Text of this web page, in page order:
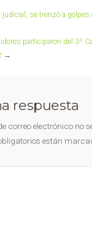
judicial, se trenzó a
participaron del 3º
→
respuesta
correo electrónico no
están